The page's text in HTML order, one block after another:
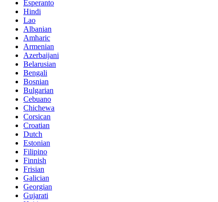
Esperanto
Hindi
Lao
Albanian
Amharic
Armenian
Azerbaijani
Belarusian
Bengali
Bosnian
Bulgarian
Cebuano
Chichewa
Corsican
Croatian
Dutch
Estonian
Filipino
Finnish
Frisian
Galician
Georgian
Gujarati